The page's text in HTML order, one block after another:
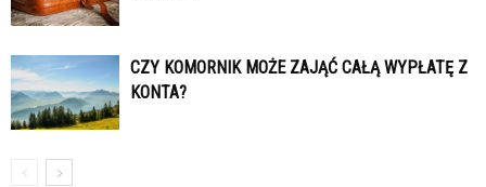
CZY KOMORNIK MOŻE ZAJĄĆ CAŁĄ WYPŁATĘ Z
KONTA?